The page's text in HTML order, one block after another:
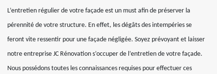
L’entretien régulier de votre façade est un must afin de préserver la
pérennité de votre structure. En effet, les dégâts des intempéries se
feront vite ressentir pour une façade négligée. Soyez prévoyant et laisser
notre entreprise JC Rénovation s’occuper de l’entretien de votre façade.
Nous possédons toutes les connaissances requises pour effectuer ces